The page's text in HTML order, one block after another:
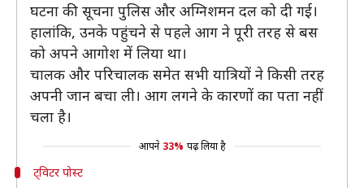
घटना की सूचना पुलिस और अग्निशमन दल को दी गई।
हालांकि, उनके पहुंचने से पहले आग ने पूरी तरह से बस
को अपने आगोश में लिया था।
चालक और परिचालक समेत सभी यात्रियों ने किसी तरह
अपनी जान बचा ली। आग लगने के कारणों का पता नहीं
चला है।
आपने 33% पढ़ लिया है
ट्विटर पोस्ट